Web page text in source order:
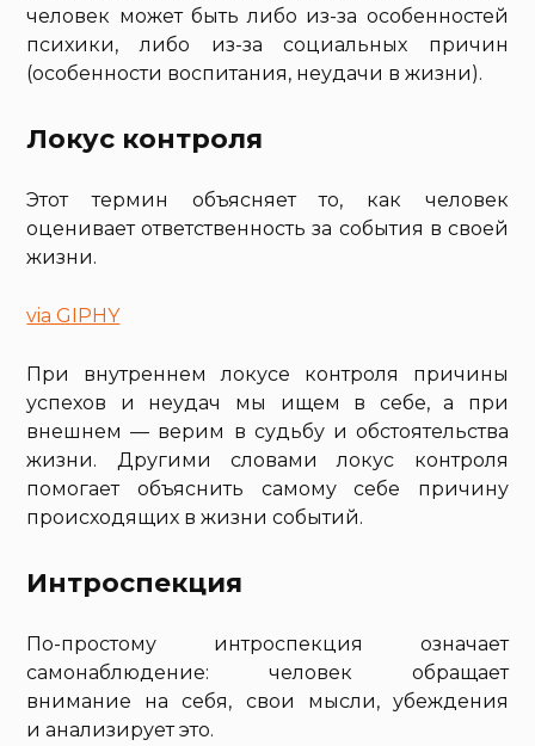
человек может быть либо из-за особенностей
психики, либо из-за социальных причин
(особенности воспитания, неудачи в жизни).
Локус контроля
Этот термин объясняет то, как человек
оценивает ответственность за события в своей
жизни.
via GIPHY
При внутреннем локусе контроля причины
успехов и неудач мы ищем в себе, а при
внешнем — верим в судьбу и обстоятельства
жизни. Другими словами локус контроля
помогает объяснить самому себе причину
происходящих в жизни событий.
Интроспекция
По-простому интроспекция означает
самонаблюдение: человек обращает
внимание на себя, свои мысли, убеждения
и анализирует это.